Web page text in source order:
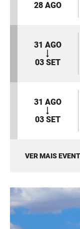
28 AGO
31 AGO
03 SET
31 AGO
03 SET
VER MAIS